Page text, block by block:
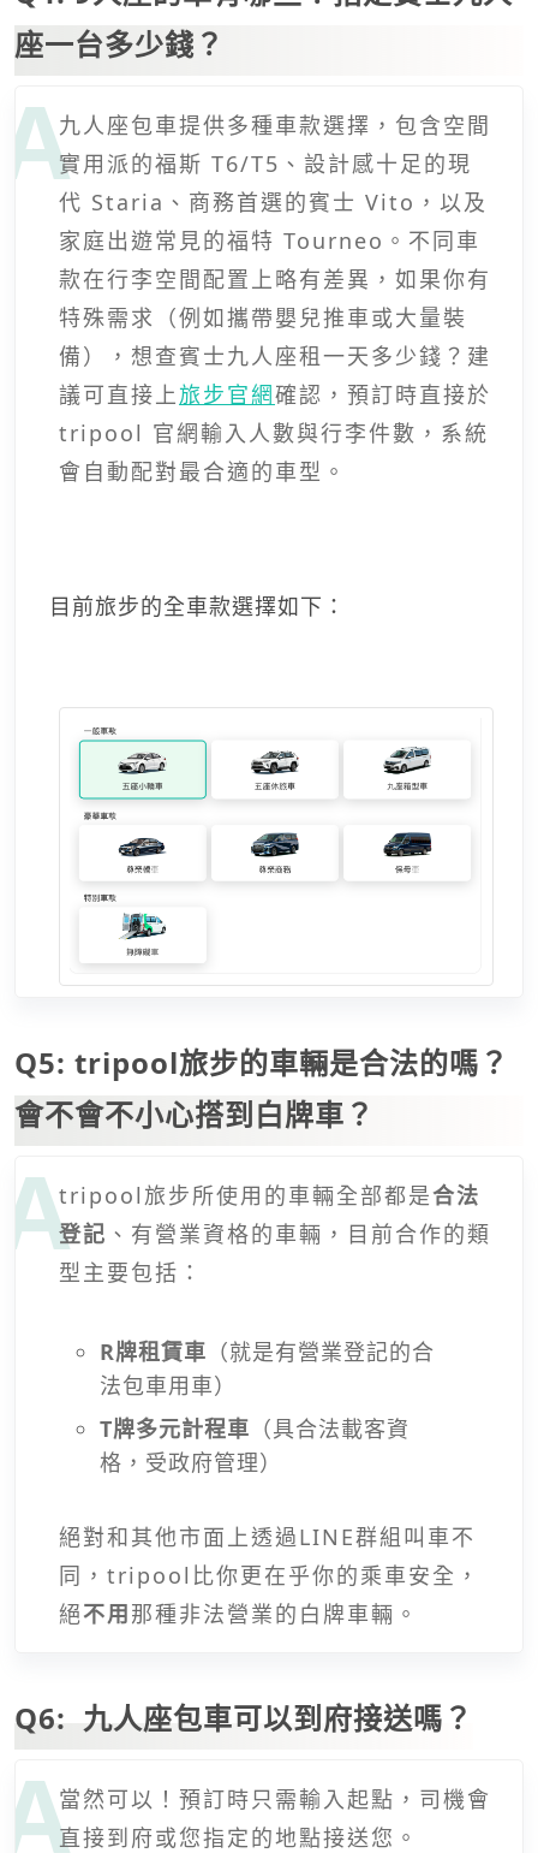
座一台多少錢？
九人座包車提供多種車款選擇，包含空間
實用派的福斯 T6/T5、設計感十足的現
代 Staria、商務首選的賓士 Vito，以及
家庭出遊常見的福特 Tourneo。不同車
款在行李空間配置上略有差異，如果你有
特殊需求（例如攜帶嬰兒推車或大量裝
備），想查賓士九人座租一天多少錢？建
議可直接上旅步官網確認，預訂時直接於
tripool 官網輸入人數與行李件數，系統
會自動配對最合適的車型。
目前旅步的全車款選擇如下：
Q5: tripool旅步的車輛是合法的嗎？
會不會不小心搭到白牌車？
tripool旅步所使用的車輛全部都是合法
登記 、有營業資格的車輛，目前合作的類
型主要包括：
R牌租賃車 （就是有營業登記的合
法包車用車）
T牌多元計程車 （具合法載客資
格，受政府管理）
絕對和其他市面上透過LINE群組叫車不
同，tripool比你更在乎你的乘車安全，
絕不用那種非法營業的白牌車輛。
Q6: 九人座包車可以到府接送嗎？
當然可以！預訂時只需輸入起點，司機會
直接到府或您指定的地點接送您。